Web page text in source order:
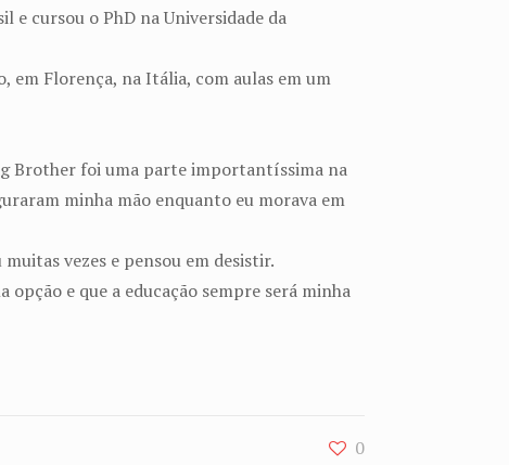
e cursou o PhD na Universidade da
em Florença, na Itália, com aulas em um
Brother foi uma parte importantíssima na
minha mão enquanto eu morava em
vezes e pensou em desistir.
e que a educação sempre será minha
0